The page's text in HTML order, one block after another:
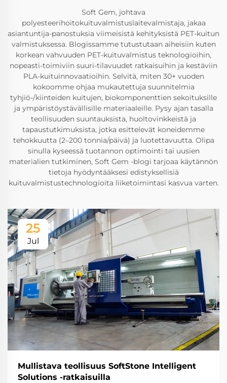
Soft Gem, johtava
polyesteerihoitokuituvalmistuslaitevalmistaja, jakaa
asiantuntija-panostuksia viimeisistä kehityksistä PET-kuitun
valmistuksessa. Blogissamme tutustutaan aiheisiin kuten
korkean vahvuuden PET-kuituvalmistus teknologioihin,
nopeasti-toimiviin suuri-tilavuudet ratkaisuihin ja kestäviin
PLA-kuituinnovaatioihin. Selvitä, miten 30+ vuoden
kokoomme ohjaa mukautettuja suunnitelmia
tyhjiö-/kiinteiden kuitujen, biokomponenttien sekoituksille
ja ympäristöystävällisille materiaaleille. Pysy ajan tasalla
teollisuuden suuntauksista, huoltovinkkeistä ja
tapaustutkimuksista, jotka esittelevät koneidemme
tehokkuutta (2–200 tonnia/päivä) ja luotettavuutta. Olipa
sinulla kyseessä tuotannon optimointi tai uusien
materialien tutkiminen, Soft Gem -blogi tarjoaa käytännön
tietoja hyödyntääksesi edistyksellisiä
kuituvalmistustechnologioita liiketoimintasi kasvua varten.
25
Jul
Mullistava teollisuus SoftStone Intelligent
Solutions -ratkaisuilla